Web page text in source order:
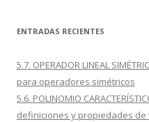
ENTRADAS RECIENTES
5.7. OPERADOR LINEAL
para operadores simétricos
5.6. POLINOMIO
definiciones y propiedades